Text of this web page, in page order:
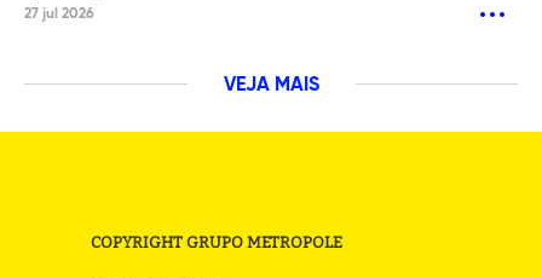
27 jul 2026
VEJA MAIS
COPYRIGHT GRUPO METROPOLE